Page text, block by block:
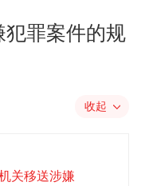
罪案件的规
收起
关移送涉嫌